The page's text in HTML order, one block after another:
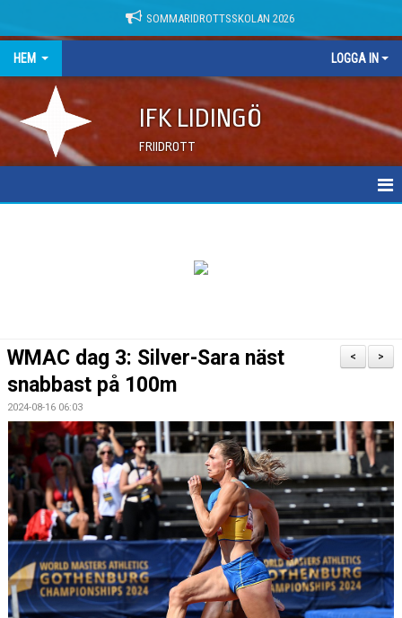
SOMMARIDROTTSSKOLAN 2026
HEM LOGGA IN
IFK LIDINGÖ
FRIIDROTT
>
<
WMAC dag 3: Silver-Sara näst
snabbast på 100m
2024-08-16 06:03